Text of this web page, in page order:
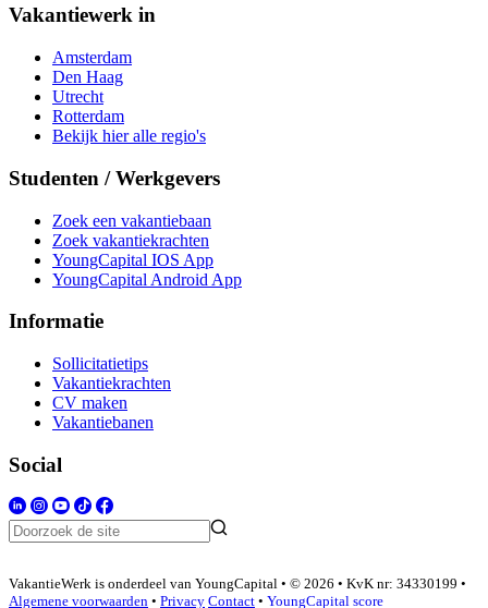
Vakantiewerk in
Amsterdam
Den Haag
Utrecht
Rotterdam
Bekijk hier alle regio's
Studenten / Werkgevers
Zoek een vakantiebaan
Zoek vakantiekrachten
YoungCapital IOS App
YoungCapital Android App
Informatie
Sollicitatietips
Vakantiekrachten
CV maken
Vakantiebanen
Social
VakantieWerk is onderdeel van YoungCapital • © 2026 • KvK nr: 34330199 •
Algemene voorwaarden • Privacy Contact • YoungCapital score